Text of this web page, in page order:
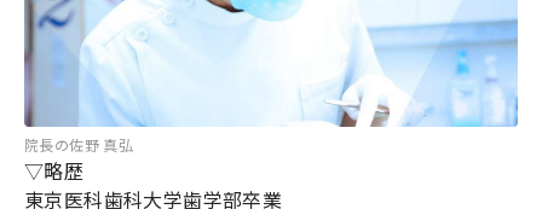
院長の佐野 真弘
▽略歴
東京医科歯科大学歯学部卒業